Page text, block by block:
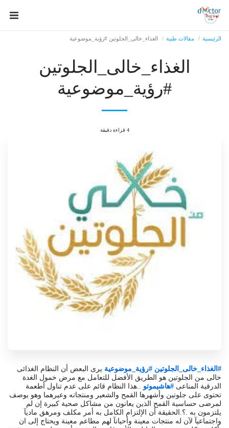
الرئيسية مقالات طبية الغذاء_خالى_الجلوتين #رؤية_موضوعية
الغذاء_خالى_الجلوتين
#رؤية_موضوعية
4 قراءة دقيقة
#الغذاء_خالى_الجلوتين #رؤية_موضوعية يرى البعض أن النظام الغذائى
خالى من الجلوتين هو الطريق الأفضل للتعامل مع مرض خمول الغدة
الدرقية المناعى #هاشيموتو ..هذا النظام قائم على عدم تناول أطعمة
تحتوى على جلوتين وأشهرها القمح والشعير ومنتجاته وعيرهما وهو يوصف
لمرضى حساسية القمح الذين يعانون من مشاكل صحية كبيرة إن لم
يلتزمون به .؟.الحقيقة أن الإلتزام الكامل به أمر مكلف ومرهق ماديآ
واجتماعيآ لآن له منتجات معينة وأحيانآ لهم مطاعم معينة ويحتاج إلى ان